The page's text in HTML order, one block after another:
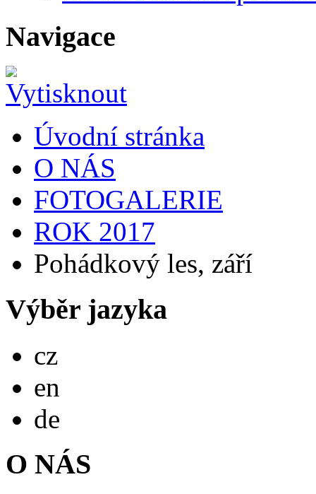
Navigace
Úvodní stránka
O NÁS
FOTOGALERIE
ROK 2017
Pohádkový les, září
Výběr jazyka
cz
en
de
O NÁS